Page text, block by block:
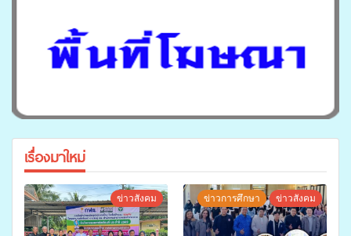
เรื่องมาใหม่
ข่าวสังคม ข่าวการศึกษา ข่าวสังคม